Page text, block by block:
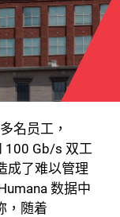
名员工，
100 Gb/s 双工
成了难以管理
数据中
，随着